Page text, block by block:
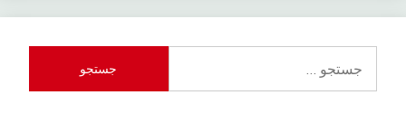
برای: